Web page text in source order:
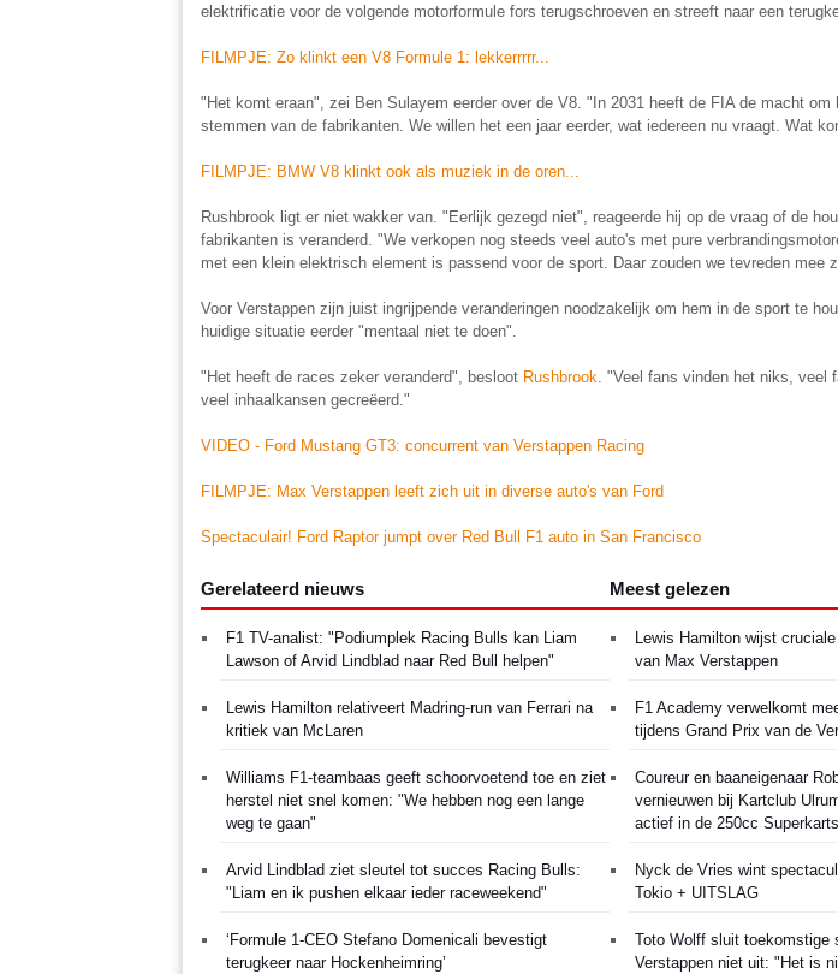
elektrificatie voor de volgende motorformule fors terugschroeven en streeft naar een
FILMPJE: Zo klinkt een V8 Formule 1: lekkerrrrr...
"Het komt eraan", zei Ben Sulayem eerder over de V8. "In 2031 heeft de FIA de macht om
stemmen van de fabrikanten. We willen het een jaar eerder, wat iedereen nu vraagt. Wat
FILMPJE: BMW V8 klinkt ook als muziek in de oren...
Rushbrook ligt er niet wakker van. "Eerlijk gezegd niet", reageerde hij op de vraag of de
fabrikanten is veranderd. "We verkopen nog steeds veel auto's met pure
met een klein elektrisch element is passend voor de sport. Daar zouden we tevreden mee
Voor Verstappen zijn juist ingrijpende veranderingen noodzakelijk om hem in de sport te
huidige situatie eerder "mentaal niet te doen".
"Het heeft de races zeker veranderd", besloot Rushbrook . "Veel fans vinden het niks, veel
veel inhaalkansen gecreëerd."
VIDEO - Ford Mustang GT3: concurrent van Verstappen Racing
FILMPJE: Max Verstappen leeft zich uit in diverse auto's van Ford
Spectaculair! Ford Raptor jumpt over Red Bull F1 auto in San Francisco
Gerelateerd nieuws
F1 TV-analist: "Podiumplek Racing Bulls kan Liam
Lawson of Arvid Lindblad naar Red Bull helpen"
Lewis Hamilton relativeert Madring-run van Ferrari na
kritiek van McLaren
Williams F1-teambaas geeft schoorvoetend toe en ziet
herstel niet snel komen: "We hebben nog een lange
weg te gaan"
Arvid Lindblad ziet sleutel tot succes Racing Bulls:
"Liam en ik pushen elkaar ieder raceweekend"
‘Formule 1-CEO Stefano Domenicali bevestigt
terugkeer naar Hockenheimring’
Meest gelezen
Lewis Hamilton wijst
van Max Verstappen
F1 Academy verwelkomt
tijdens Grand Prix van de
Coureur en baaneigenaar
vernieuwen bij Kartclub
actief in de 250cc Superkarts
Nyck de Vries wint
Tokio + UITSLAG
Toto Wolff sluit toekomstige
Verstappen niet uit: "Het is